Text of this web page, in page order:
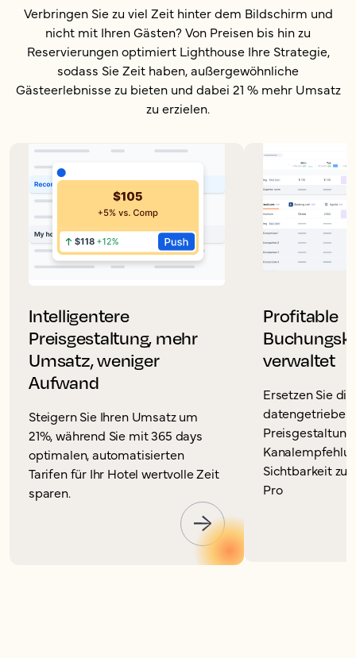
Verbringen Sie zu viel Zeit hinter dem Bildschirm und
nicht mit Ihren Gästen? Von Preisen bis hin zu
Reservierungen optimiert Lighthouse Ihre Strategie,
sodass Sie Zeit haben, außergewöhnliche
Gästeerlebnisse zu bieten und dabei 21 % mehr Umsatz
zu erzielen.
Intelligentere
Preisgestaltung, mehr
Umsatz, weniger
Aufwand
Steigern Sie Ihren Umsatz um
21%, während Sie mit 365 days
optimalen, automatisierten
Tarifen für Ihr Hotel wertvolle Zeit
sparen.
Profitable
verwaltet
Ersetzen Sie
Sichtbarkeit zu
Pro